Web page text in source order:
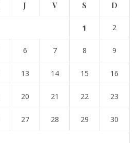
J V S D
1 2
6 7 8 9
13 14 15 16
20 21 22 23
27 28 29 30